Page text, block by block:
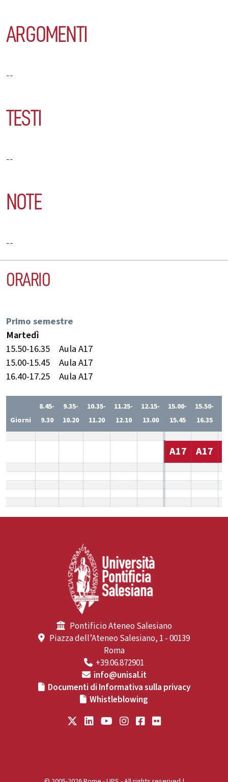
ARGOMENTI
--
TESTI
--
NOTE
--
ORARIO
Primo semestre
Martedì
15.50-16.35
Aula A17
15.00-15.45
Aula A17
16.40-17.25
Aula A17
Giorni
8.45-
9.30
9.35-
10.20
10.35-
11.20
11.25-
12.10
12.15-
13.00
15.00-
15.45
15.50-
16.35
A17 A17
Pontificio Ateneo Salesiano
Piazza dell’Ateneo Salesiano, 1 - 00139
Roma
+39.06.872901
info@unisal.it
Documenti di Informativa sulla privacy
Whistleblowing